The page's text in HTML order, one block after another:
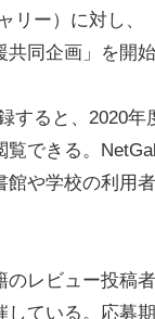
リー）に対し
同企画」を開
すると、2020年
覧できる。
館や学校の利用
レビュー投稿
している。応募